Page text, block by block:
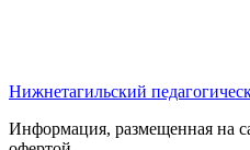
Нижнетагильский
Информация, размещенная на